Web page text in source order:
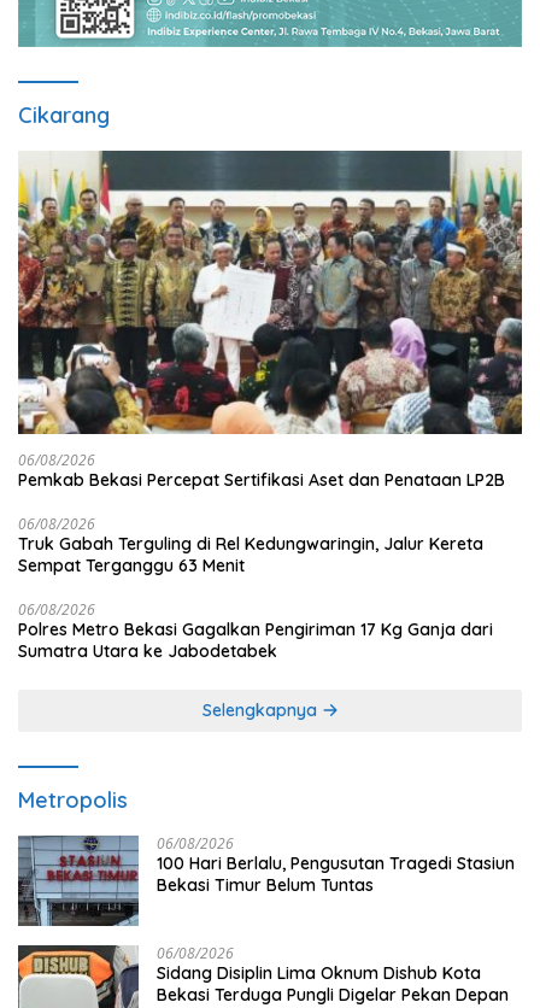
Cikarang
06/08/2026
Pemkab Bekasi Percepat Sertifikasi Aset dan Penataan LP2B
06/08/2026
Truk Gabah Terguling di Rel Kedungwaringin, Jalur Kereta
Sempat Terganggu 63 Menit
06/08/2026
Polres Metro Bekasi Gagalkan Pengiriman 17 Kg Ganja dari
Sumatra Utara ke Jabodetabek
Selengkapnya
Metropolis
06/08/2026
100 Hari Berlalu, Pengusutan Tragedi Stasiun
Bekasi Timur Belum Tuntas
06/08/2026
Sidang Disiplin Lima Oknum Dishub Kota
Bekasi Terduga Pungli Digelar Pekan Depan